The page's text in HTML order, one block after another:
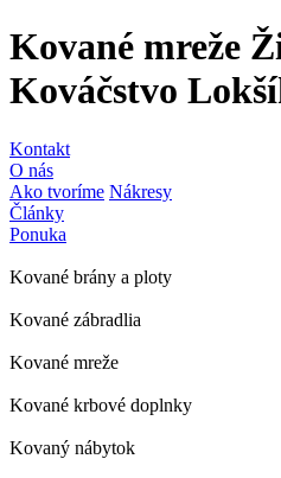
Kované mreže
Kováčstvo
Kontakt
O nás
Ako tvoríme Nákresy
Články
Ponuka
Kované brány a ploty
Kované zábradlia
Kované mreže
Kované krbové doplnky
Kovaný nábytok